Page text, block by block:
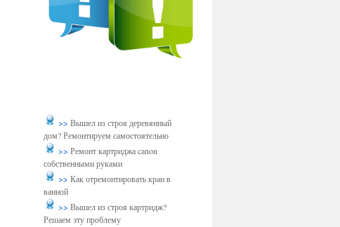
>> Вышел из строя деревянный
дом? Ремонтируем самостоятельно
>> Ремонт картриджа canon
собственными руками
>> Как отремонтировать кран в
ванной
>> Вышел из строя картридж?
Решаем эту проблему